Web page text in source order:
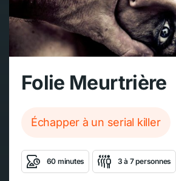
Folie Meurtrière
Échapper à un serial killer
60 minutes 3 à 7 personnes